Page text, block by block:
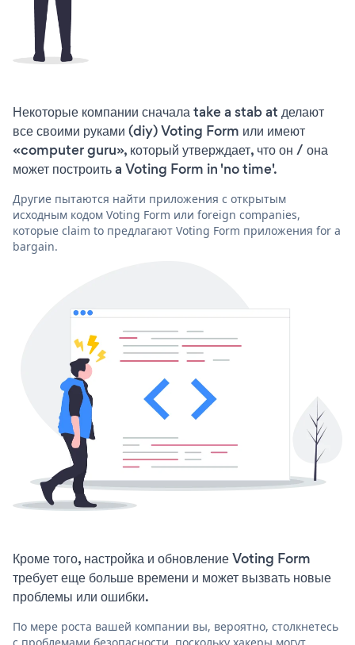
Некоторые компании сначала take a stab at делают
все своими руками (diy) Voting Form или имеют
«computer guru», который утверждает, что он / она
может построить a Voting Form in 'no time'.
Другие пытаются найти приложения с открытым
исходным кодом Voting Form или foreign companies,
которые claim to предлагают Voting Form приложения for a
bargain.
Кроме того, настройка и обновление Voting Form
требует еще больше времени и может вызвать новые
проблемы или ошибки.
По мере роста вашей компании вы, вероятно, столкнетесь